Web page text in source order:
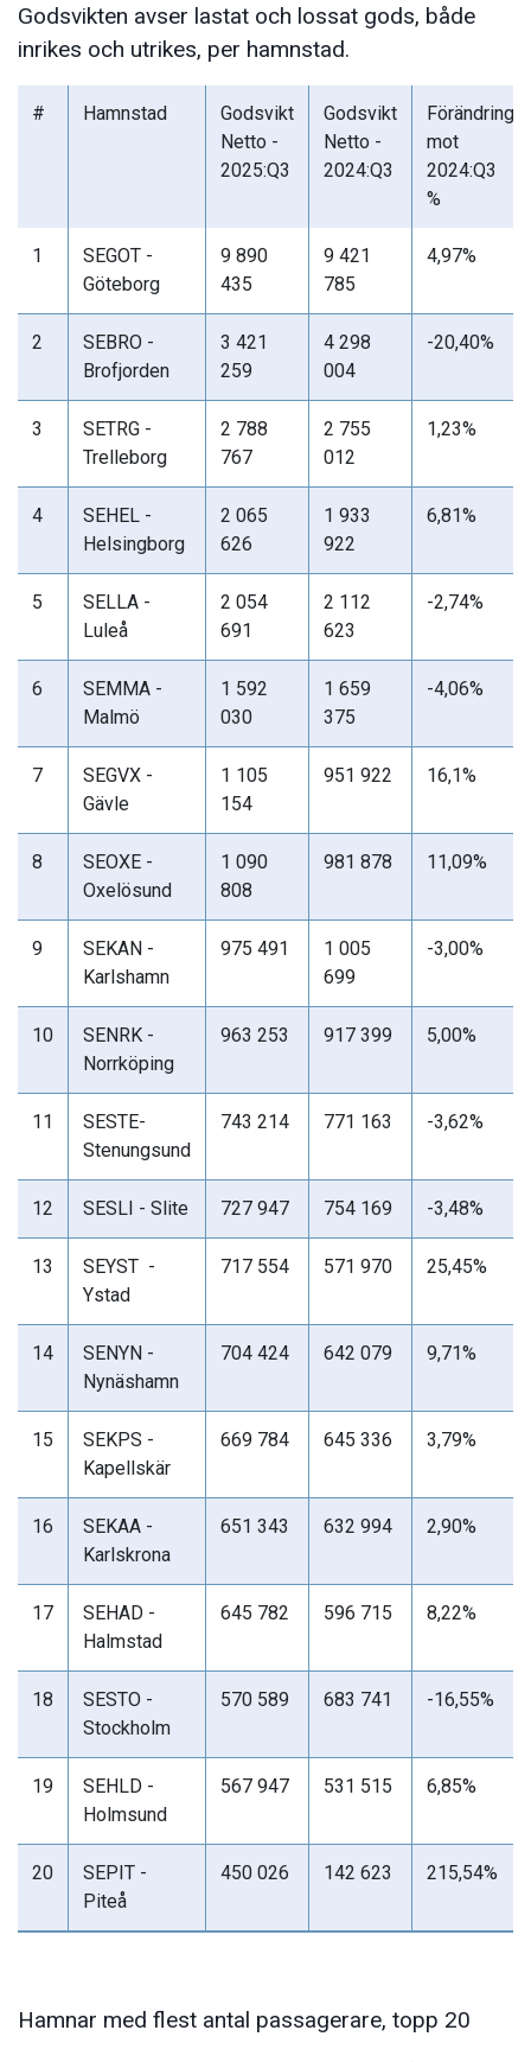
Godsvikten avser lastat och lossat gods, både
inrikes och utrikes, per hamnstad.
# Hamnstad
Godsvikt
Netto -
2025:Q3
Godsvikt
Netto -
2024:Q3
Förändring
mot
2024:Q3
%
1
SEGOT -
Göteborg
9 890
435
9 421
785
4,97%
2
SEBRO -
Brofjorden
3 421
259
4 298
004
-20,40%
3
SETRG -
Trelleborg
2 788
767
2 755
012
1,23%
4
SEHEL -
Helsingborg
2 065
626
1 933
922
6,81%
5
SELLA -
Luleå
2 054
691
2 112
623
-2,74%
6
SEMMA -
Malmö
1 592
030
1 659
375
-4,06%
7
SEGVX -
Gävle
1 105
154
951 922 16,1%
8
SEOXE -
Oxelösund
1 090
808
981 878 11,09%
9
SEKAN -
Karlshamn
975 491
1 005
699
-3,00%
10
SENRK -
Norrköping
963 253 917 399 5,00%
11
SESTE-
Stenungsund
743 214 771 163 -3,62%
12 SESLI - Slite 727 947 754 169 -3,48%
13
SEYST -
Ystad
717 554 571 970 25,45%
14
SENYN -
Nynäshamn
704 424 642 079 9,71%
15
SEKPS -
Kapellskär
669 784 645 336 3,79%
16
SEKAA -
Karlskrona
651 343 632 994 2,90%
17
SEHAD -
Halmstad
645 782 596 715 8,22%
18
SESTO -
Stockholm
570 589 683 741 -16,55%
19
SEHLD -
Holmsund
567 947 531 515 6,85%
20
SEPIT -
Piteå
450 026 142 623 215,54%
Hamnar med flest antal passagerare, topp 20